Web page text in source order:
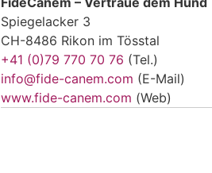
Spiegelacker 3
CH-8486 Rikon im Tösstal
+41 (0)79 770 70 76 (Tel.)
info@fide-canem.com (E-Mail)
www.fide-canem.com (Web)